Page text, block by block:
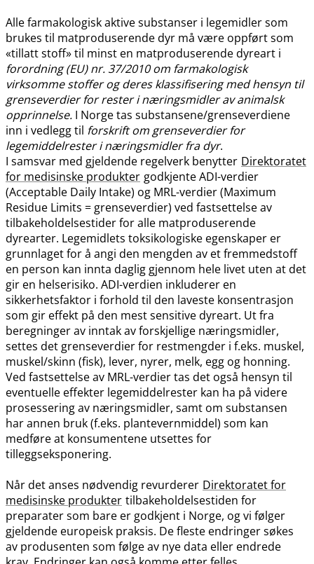
Alle farmakologisk aktive substanser i legemidler som
brukes til matproduserende dyr må være oppført som
«tillatt stoff» til minst en matproduserende dyreart i
forordning (EU) nr. 37/2010 om farmakologisk
virksomme stoffer og deres klassifisering med hensyn til
grenseverdier for rester i næringsmidler av animalsk
opprinnelse. I Norge tas substansene​/​grenseverdiene
inn i vedlegg til forskrift om grenseverdier for
legemiddelrester i næringsmidler fra dyr.
I samsvar med gjeldende regelverk benytter Direktoratet
for medisinske produkter godkjente ADI-verdier
(Acceptable Daily Intake) og MRL-verdier (Maximum
Residue Limits = grenseverdier) ved fastsettelse av
tilbakeholdelsestider for alle matproduserende
dyrearter. Legemidlets toksikologiske egenskaper er
grunnlaget for å angi den mengden av et fremmedstoff
en person kan innta daglig gjennom hele livet uten at det
gir en helserisiko. ADI-verdien inkluderer en
sikkerhetsfaktor i forhold til den laveste konsentrasjon
som gir effekt på den mest sensitive dyreart. Ut fra
beregninger av inntak av forskjellige næringsmidler,
settes det grenseverdier for restmengder i f.eks. muskel,
muskel​/​skinn (fisk), lever, nyrer, melk, egg og honning.
Ved fastsettelse av MRL-verdier tas det også hensyn til
eventuelle effekter legemiddelrester kan ha på videre
prosessering av næringsmidler, samt om substansen
har annen bruk (f.eks. plantevernmiddel) som kan
medføre at konsumentene utsettes for
tilleggseksponering.
Når det anses nødvendig revurderer Direktoratet for
medisinske produkter tilbakeholdelsestiden for
preparater som bare er godkjent i Norge, og vi følger
gjeldende europeisk praksis. De fleste endringer søkes
av produsenten som følge av nye data eller endrede